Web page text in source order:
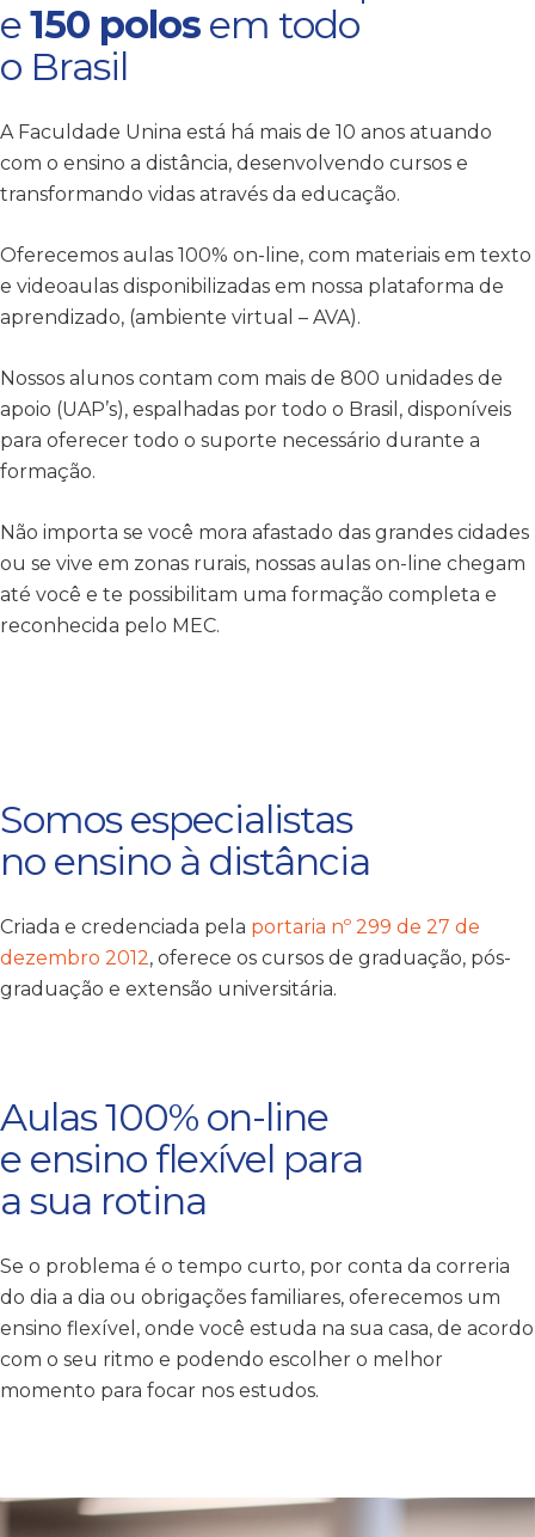
e150 polos em todo
o Brasil
A Faculdade Unina está há mais de 10 anos atuando
com o ensino a distância, desenvolvendo cursos e
transformando vidas através da educação.
Oferecemos aulas 100% on-line, com materiais em texto
e videoaulas disponibilizadas em nossa plataforma de
aprendizado, (ambiente virtual – AVA).
Nossos alunos contam com mais de 800 unidades de
apoio (UAP’s), espalhadas por todo o Brasil, disponíveis
para oferecer todo o suporte necessário durante a
formação.
Não importa se você mora afastado das grandes cidades
ou se vive em zonas rurais, nossas aulas on-line chegam
até você e te possibilitam uma formação completa e
reconhecida pelo MEC.
Somos especialistas
no ensino à distância
Criada e credenciada pela portaria nº 299 de 27 de
dezembro 2012, oferece os cursos de graduação, pós-
graduação e extensão universitária.
Aulas 100% on-line
e ensino flexível para
a sua rotina
Se o problema é o tempo curto, por conta da correria
do dia a dia ou obrigações familiares, oferecemos um
ensino flexível, onde você estuda na sua casa, de acordo
com o seu ritmo e podendo escolher o melhor
momento para focar nos estudos.